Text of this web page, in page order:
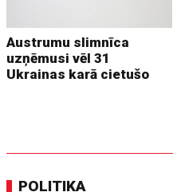
Austrumu slimnīca
uzņēmusi vēl 31
Ukrainas karā cietušo
POLITIKA